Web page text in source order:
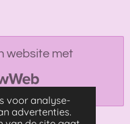
voor analyse-
advertenties.
website met